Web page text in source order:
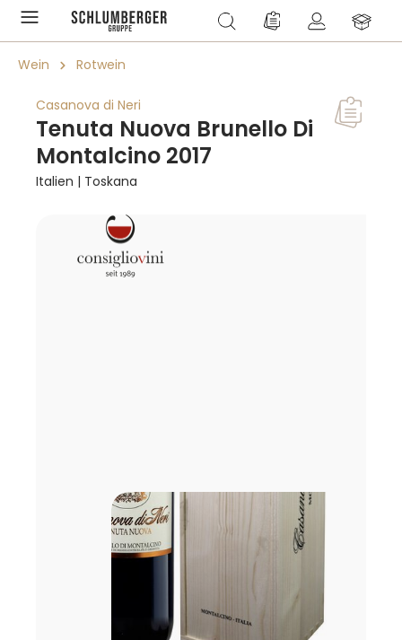
springen Du hast 0 Produkte
Wein Rotwein
Casanova di Neri
Tenuta Nuova Brunello Di
Montalcino 2017
Italien | Toskana
Bildergalerie überspringen